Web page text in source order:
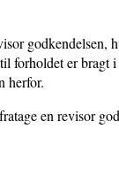
forholdet er
herfor.
en revisor